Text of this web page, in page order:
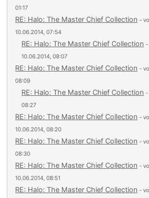
01:17
RE: Halo: The Master Chief Collection -
10.06.2014, 07:54
RE: Halo: The Master Chief Collection -
10.06.2014, 08:07
RE: Halo: The Master Chief Collection -
08:09
RE: Halo: The Master Chief Collection -
08:27
RE: Halo: The Master Chief Collection -
10.06.2014, 08:20
RE: Halo: The Master Chief Collection -
08:30
RE: Halo: The Master Chief Collection -
10.06.2014, 08:51
RE: Halo: The Master Chief Collection -